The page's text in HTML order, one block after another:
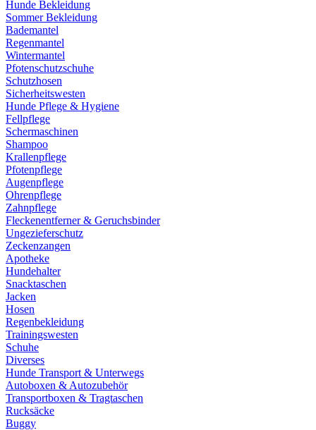
Hunde Bekleidung
Sommer Bekleidung
Bademantel
Regenmantel
Wintermantel
Pfotenschutzschuhe
Schutzhosen
Sicherheitswesten
Hunde Pflege & Hygiene
Fellpflege
Schermaschinen
Shampoo
Krallenpflege
Pfotenpflege
Augenpflege
Ohrenpflege
Zahnpflege
Fleckenentferner & Geruchsbinder
Ungezieferschutz
Zeckenzangen
Apotheke
Hundehalter
Snacktaschen
Jacken
Hosen
Regenbekleidung
Trainingswesten
Schuhe
Diverses
Hunde Transport & Unterwegs
Autoboxen & Autozubehör
Transportboxen & Tragtaschen
Rucksäcke
Buggy